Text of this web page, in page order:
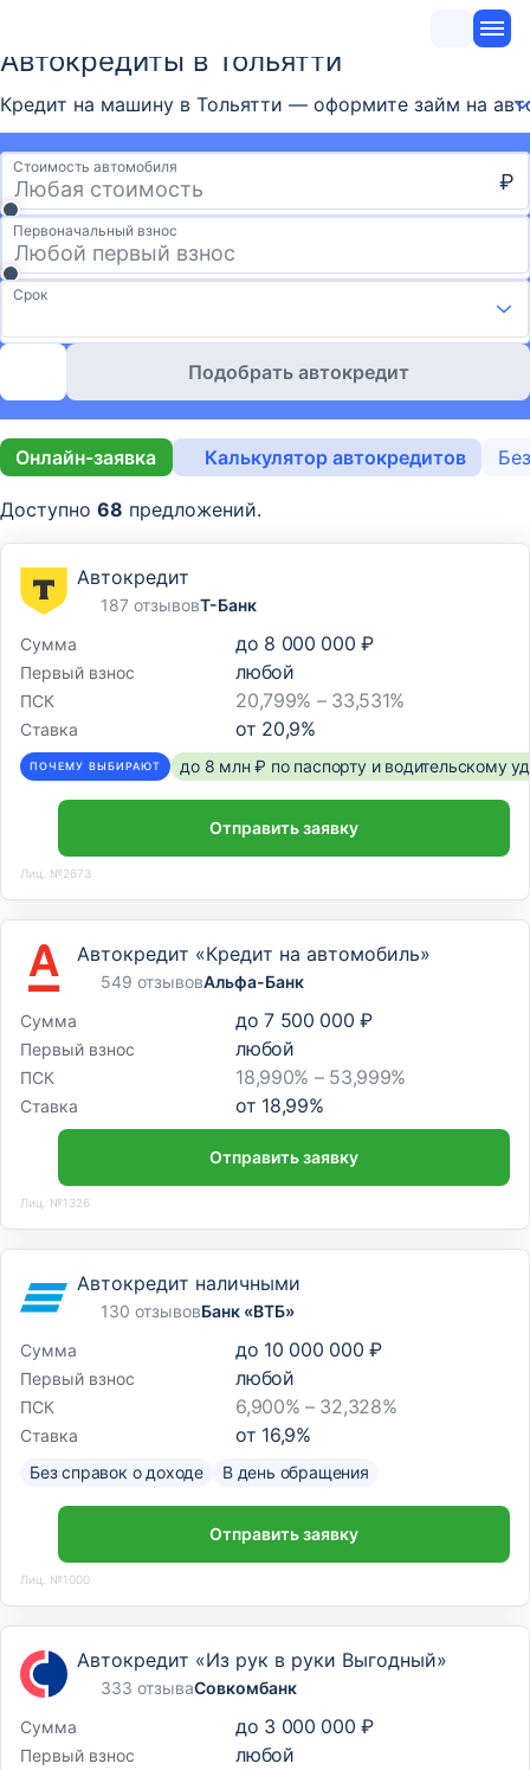
Автокредиты в Тольятти
Кредит на машину в Тольятти — оформите займ на
Стоимость автомобиля
₽
Первоначальный взнос
Срок
Подобрать автокредит
Онлайн-заявка Калькулятор автокредитов
Доступно 68 предложений.
Автокредит
187 отзывовТ-Банк
Сумма
до 8 000 000 ₽
Первый взнос любой
ПСК 20,799% – 33,531%
Ставка от 20,9%
ПОЧЕМУ ВЫБИРАЮТ до 8 млн ₽ по паспорту и водительскому
Отправить заявку
Лиц. №2673
Автокредит «Кредит на автомобиль»
549 отзывовАльфа-Банк
Сумма
до 7 500 000 ₽
Первый взнос любой
ПСК 18,990% – 53,999%
Ставка от 18,99%
Отправить заявку
Лиц. №1326
Автокредит наличными
130 отзывовБанк «ВТБ»
Сумма
до 10 000 000 ₽
Первый взнос любой
ПСК 6,900% – 32,328%
Ставка от 16,9%
Без справок о доходе В день обращения
Отправить заявку
Лиц. №1000
Автокредит «Из рук в руки Выгодный»
333 отзываСовкомбанк
Сумма
до 3 000 000 ₽
Первый взнос любой